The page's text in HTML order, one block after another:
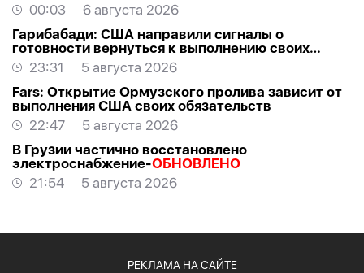
00:03
6 августа 2026
Гарибабади: США направили сигналы о
готовности вернуться к выполнению своих
обязательств
23:31
5 августа 2026
Fars: Открытие Ормузского пролива зависит от
выполнения США своих обязательств
22:47
5 августа 2026
В Грузии частично восстановлено
электроснабжение-ОБНОВЛЕНО
21:54
5 августа 2026
РЕКЛАМА НА САЙТЕ